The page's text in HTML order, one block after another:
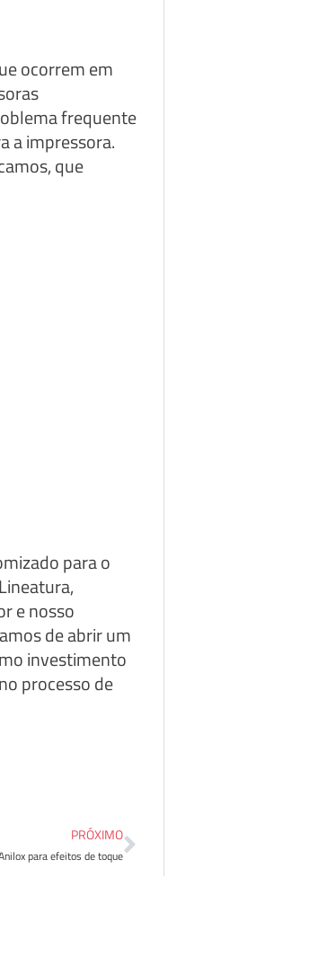
ocorrem em
frequente
a impressora.
que
para o
e nosso
de abrir um
investimento
processo de
PRÓXIMO
para efeitos de toque